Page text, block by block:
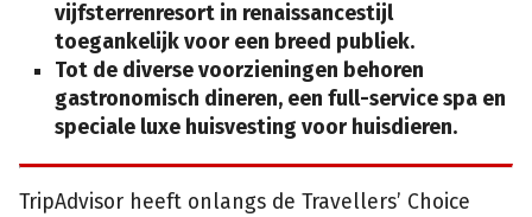
vijfsterrenresort in renaissancestijl
toegankelijk voor een breed publiek.
Tot de diverse voorzieningen behoren
gastronomisch dineren, een full-service spa en
speciale luxe huisvesting voor huisdieren.
TripAdvisor heeft onlangs de Travellers’ Choice